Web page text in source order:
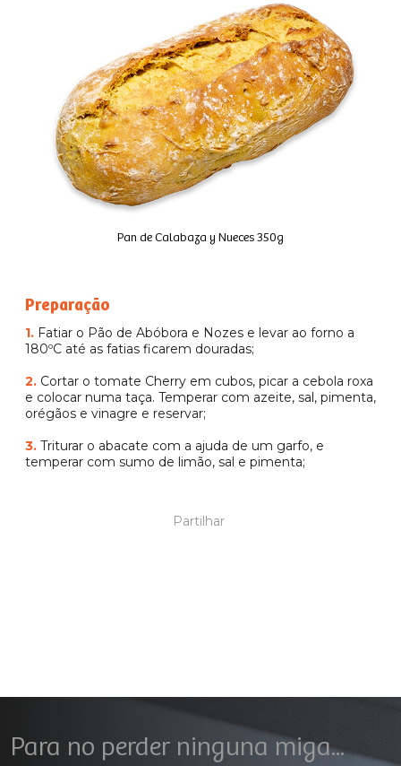
Pan de Calabaza y Nueces 350g
Preparação
1. Fatiar o Pão de Abóbora e Nozes e levar ao forno a
180ºC até as fatias ficarem douradas;
2. Cortar o tomate Cherry em cubos, picar a cebola roxa
e colocar numa taça. Temperar com azeite, sal, pimenta,
orégãos e vinagre e reservar;
3. Triturar o abacate com a ajuda de um garfo, e
temperar com sumo de limão, sal e pimenta;
Partilhar
Para no perder ninguna miga...